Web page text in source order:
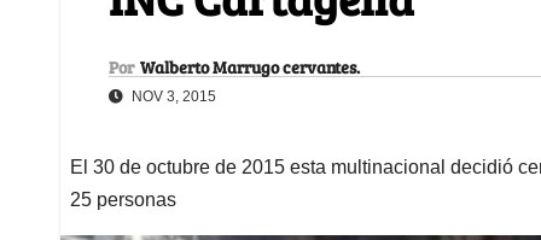
Por Walberto Marrugo cervantes.
NOV 3, 2015
El 30 de octubre de 2015 esta multinacional decidió
25 personas